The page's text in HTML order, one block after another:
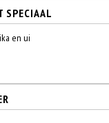
SPECIAAL
en ui